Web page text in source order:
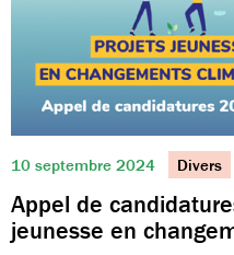
10 septembre 2024 Divers
Appel de
jeunesse en